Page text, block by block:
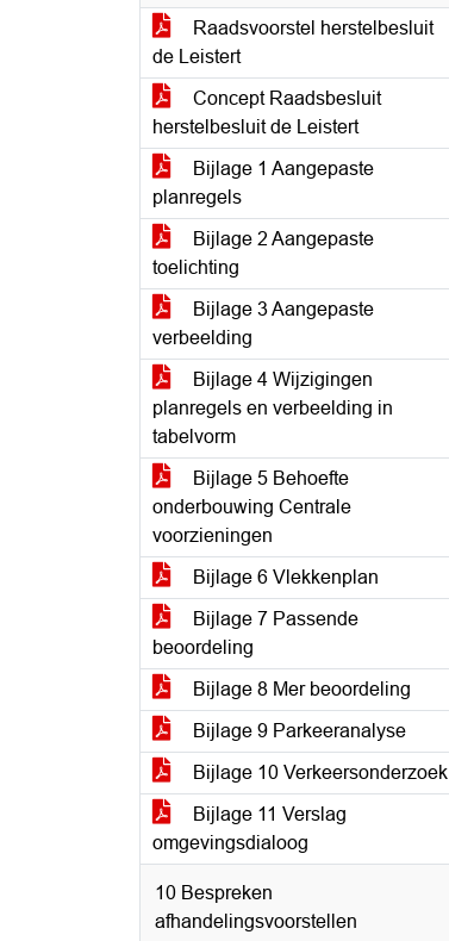
Raadsvoorstel herstelbesluit
de Leistert
Concept Raadsbesluit
herstelbesluit de Leistert
Bijlage 1 Aangepaste
planregels
Bijlage 2 Aangepaste
toelichting
Bijlage 3 Aangepaste
verbeelding
Bijlage 4 Wijzigingen
planregels en verbeelding in
tabelvorm
Bijlage 5 Behoefte
onderbouwing Centrale
voorzieningen
Bijlage 6 Vlekkenplan
Bijlage 7 Passende
beoordeling
Bijlage 8 Mer beoordeling
Bijlage 9 Parkeeranalyse
Bijlage 10 Verkeersonderzoek
Bijlage 11 Verslag
omgevingsdialoog
10 Bespreken
afhandelingsvoorstellen